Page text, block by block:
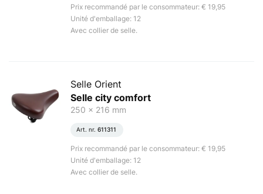
Prix recommandé par le consommateur: € 19,95
Unité d'emballage: 12
Avec collier de selle.
Selle Orient
Selle city comfort
250 x 216 mm
Art. nr. 611311
Prix recommandé par le consommateur: € 19,95
Unité d'emballage: 12
Avec collier de selle.